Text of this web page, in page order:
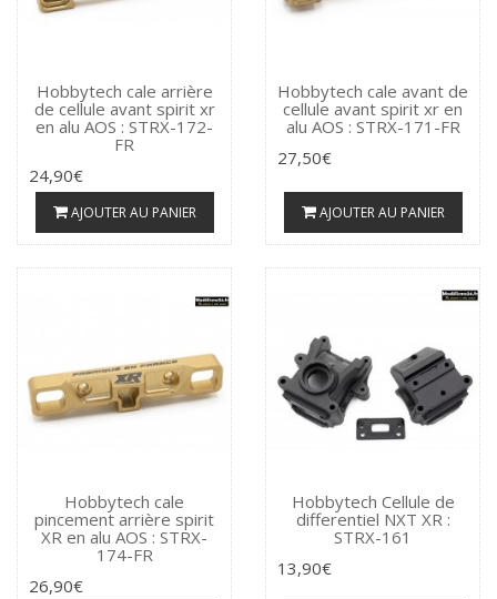
Hobbytech cale arrière
de cellule avant spirit xr
en alu AOS : STRX-172-
FR
24,90€
AJOUTER AU PANIER
Hobbytech cale avant de
cellule avant spirit xr en
alu AOS : STRX-171-FR
27,50€
AJOUTER AU PANIER
Hobbytech cale
pincement arrière spirit
XR en alu AOS : STRX-
174-FR
26,90€
Hobbytech Cellule de
differentiel NXT XR :
STRX-161
13,90€